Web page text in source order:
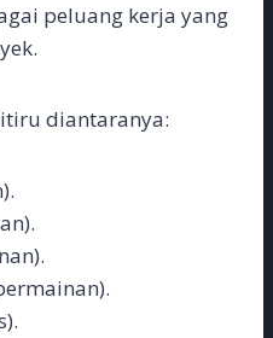
peluang kerja yang
diantaranya: